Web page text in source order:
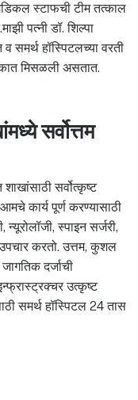
स्टाफची टीम तत्काल
पत्नी डॉ. शिल्पा
समर्थ हॉस्पिटलच्या वरती
मिसळली असतात.
सर्वोत्तम
सर्वोत्कृष्ट
कार्य पूर्ण करण्यासाठी
स्पाइन सर्जरी,
उपचार करतो. उत्तम, कुशल
दर्जाची
उत्कृष्ट
समर्थ हॉस्पिटल 24 तास